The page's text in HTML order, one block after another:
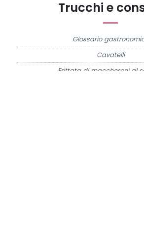
Trucchi e
Glossario
Cavatelli
Frittata di maccheroni al